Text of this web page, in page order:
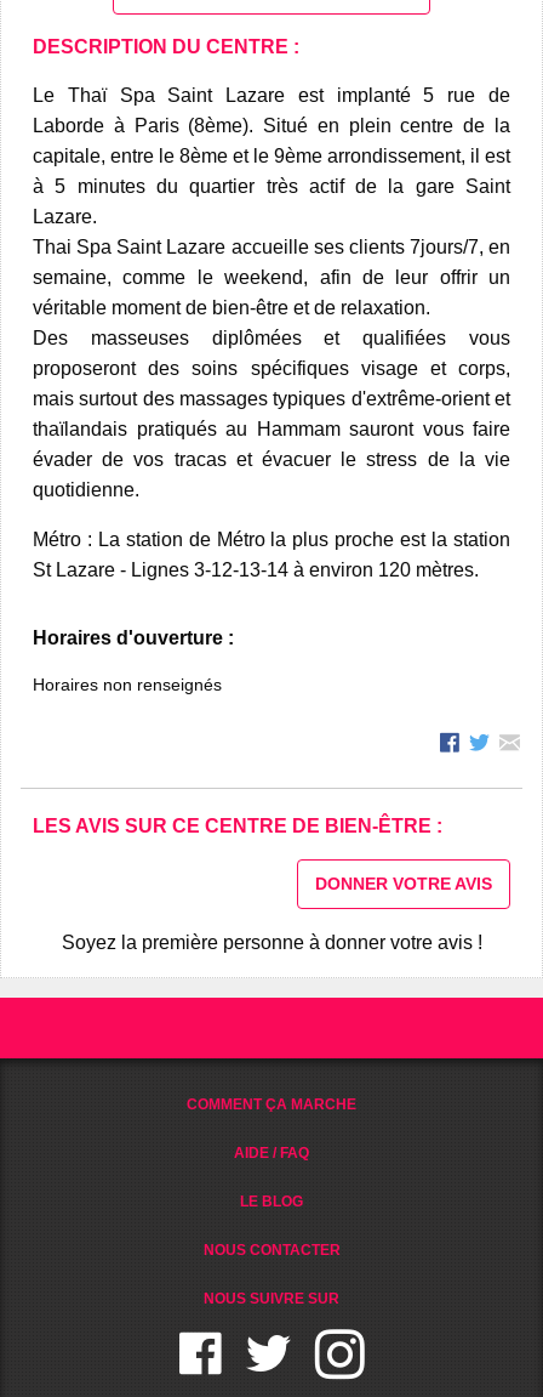
DESCRIPTION DU CENTRE :
Le Thaï Spa Saint Lazare est implanté 5 rue de
Laborde à Paris (8ème). Situé en plein centre de la
capitale, entre le 8ème et le 9ème arrondissement, il est
à 5 minutes du quartier très actif de la gare Saint
Lazare.
Thai Spa Saint Lazare accueille ses clients 7jours/7, en
semaine, comme le weekend, afin de leur offrir un
véritable moment de bien-être et de relaxation.
Des masseuses diplômées et qualifiées vous
proposeront des soins spécifiques visage et corps,
mais surtout des massages typiques d'extrême-orient et
thaïlandais pratiqués au Hammam sauront vous faire
évader de vos tracas et évacuer le stress de la vie
quotidienne.
Métro : La station de Métro la plus proche est la station
St Lazare - Lignes 3-12-13-14 à environ 120 mètres.
Horaires d'ouverture :
Horaires non renseignés
LES AVIS SUR CE CENTRE DE BIEN-ÊTRE :
DONNER VOTRE AVIS
Soyez la première personne à donner votre avis !
COMMENT ÇA MARCHE
AIDE / FAQ
LE BLOG
NOUS CONTACTER
NOUS SUIVRE SUR